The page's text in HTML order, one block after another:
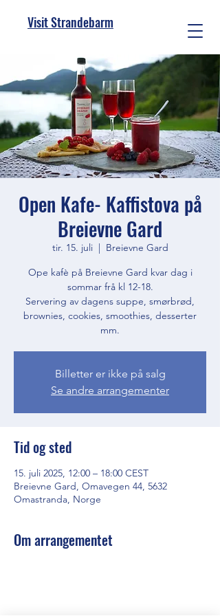
Visit Strandebarm
Open Kafe- Kaffistova på
Breievne Gard
tir. 15. juli
  |
Breievne Gard
Ope kafè på Breievne Gard kvar dag i
sommar frå kl 12-18.
Servering av dagens suppe, smørbrød,
brownies, cookies, smoothies, desserter
mm.
Billetter er ikke på salg
Se andre arrangementer
Tid og sted
15. juli 2025, 12:00 – 18:00 CEST
Breievne Gard, Omavegen 44, 5632
Omastranda, Norge
Om arrangementet